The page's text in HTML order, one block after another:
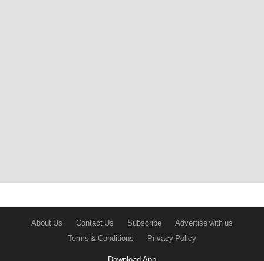
About Us Contact Us Subscribe
Advertise with us
Terms & Conditions
Privacy Policy